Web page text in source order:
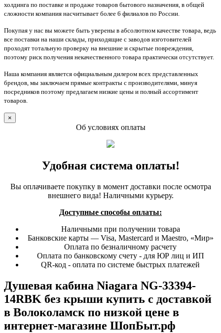
холдинга по поставке и продаже товаров бытового назначения, в общей
сложности компания насчитывает более 6 филиалов по России.
Покупая у нас вы можете быть уверены в абсолютном качестве товара, ведь
все поставки на наши склады, приходящие с заводов изготовителей
проходят тотальную проверку на внешние и скрытые повреждения,
поэтому риск получения некачественного товара практически отсутствует.
Наша компания является официальным дилером всех представленных
брендов, мы заключаем прямые контракты с производителями, минуя
посредников поэтому предлагаем низкие цены и полный ассортимент
товаров.
×
Об условиях оплаты
Удобная система оплаты!
Вы оплачиваете покупку в момент доставки после осмотра
внешнего вида! Наличными курьеру.
Доступные способы оплаты:
Наличными при получении товара
Банковские карты — Visa, Mastercard и Maestro, «Мир»
Оплата по безналичному расчету
Оплата по банковскому счету - для ЮР лиц и ИП
QR-код - оплата по системе быстрых платежей
Душевая кабина Niagara NG-33394-
14RBK без крыши купить с доставкой
в Волоколамск по низкой цене в
интернет-магазине ШопБыт.рф